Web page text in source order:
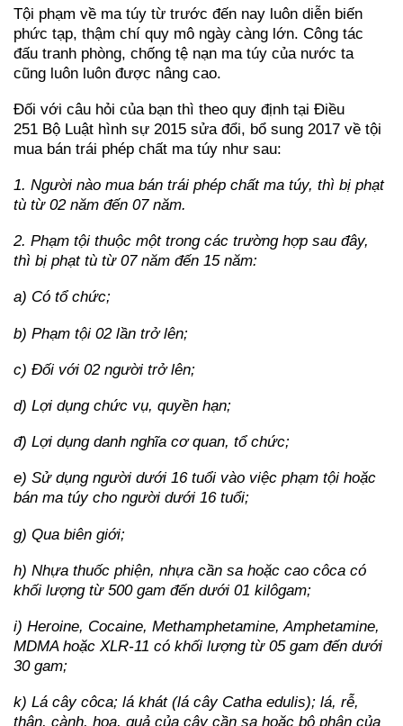
Tội phạm về ma túy từ trước đến nay luôn diễn biến
phức tạp, thậm chí quy mô ngày càng lớn. Công tác
đấu tranh phòng, chống tệ nạn ma túy của nước ta
cũng luôn luôn được nâng cao.
Đối với câu hỏi của bạn thì theo quy định tại Điều
251 Bộ Luật hình sự 2015 sửa đổi, bổ sung 2017 về tội
mua bán trái phép chất ma túy như sau:
1. Người nào mua bán trái phép chất ma túy, thì bị phạt
tù từ 02 năm đến 07 năm.
2. Phạm tội thuộc một trong các trường hợp sau đây,
thì bị phạt tù từ 07 năm đến 15 năm:
a) Có tổ chức;
b) Phạm tội 02 lần trở lên;
c) Đối với 02 người trở lên;
d) Lợi dụng chức vụ, quyền hạn;
đ) Lợi dụng danh nghĩa cơ quan, tổ chức;
e) Sử dụng người dưới 16 tuổi vào việc phạm tội hoặc
bán ma túy cho người dưới 16 tuổi;
g) Qua biên giới;
h) Nhựa thuốc phiện, nhựa cần sa hoặc cao côca có
khối lượng từ 500 gam đến dưới 01 kilôgam;
i) Heroine, Cocaine, Methamphetamine, Amphetamine,
MDMA hoặc XLR-11 có khối lượng từ 05 gam đến dưới
30 gam;
k) Lá cây côca; lá khát (lá cây Catha edulis); lá, rễ,
thân, cành, hoa, quả của cây cần sa hoặc bộ phận của